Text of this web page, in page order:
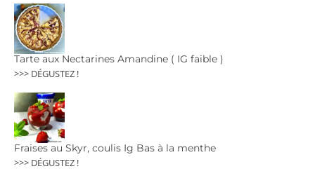
Tarte aux Nectarines Amandine ( IG faible )
>>> DÉGUSTEZ !
Fraises au Skyr, coulis Ig Bas à la menthe
>>> DÉGUSTEZ !